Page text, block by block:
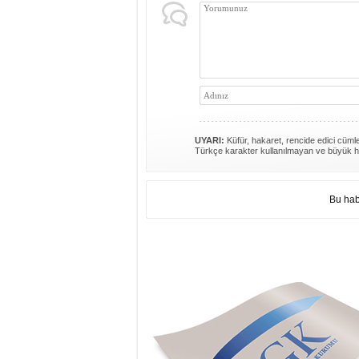
UYARI: Küfür, hakaret, rencide edici
Türkçe karakter kullanılmayan ve büyük
Bu